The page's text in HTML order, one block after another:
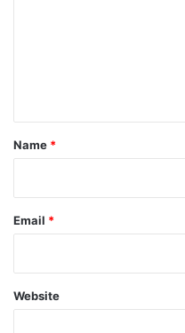
*
Name *
Email *
Website